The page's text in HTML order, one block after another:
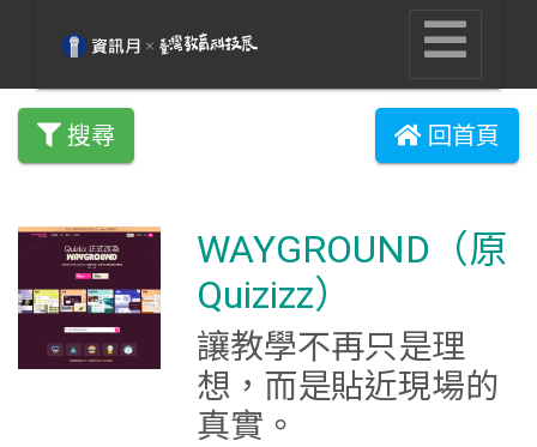
搜尋 回首頁
WAYGROUND（原
Quizizz）
讓教學不再只是理
想，而是貼近現場的
真實。